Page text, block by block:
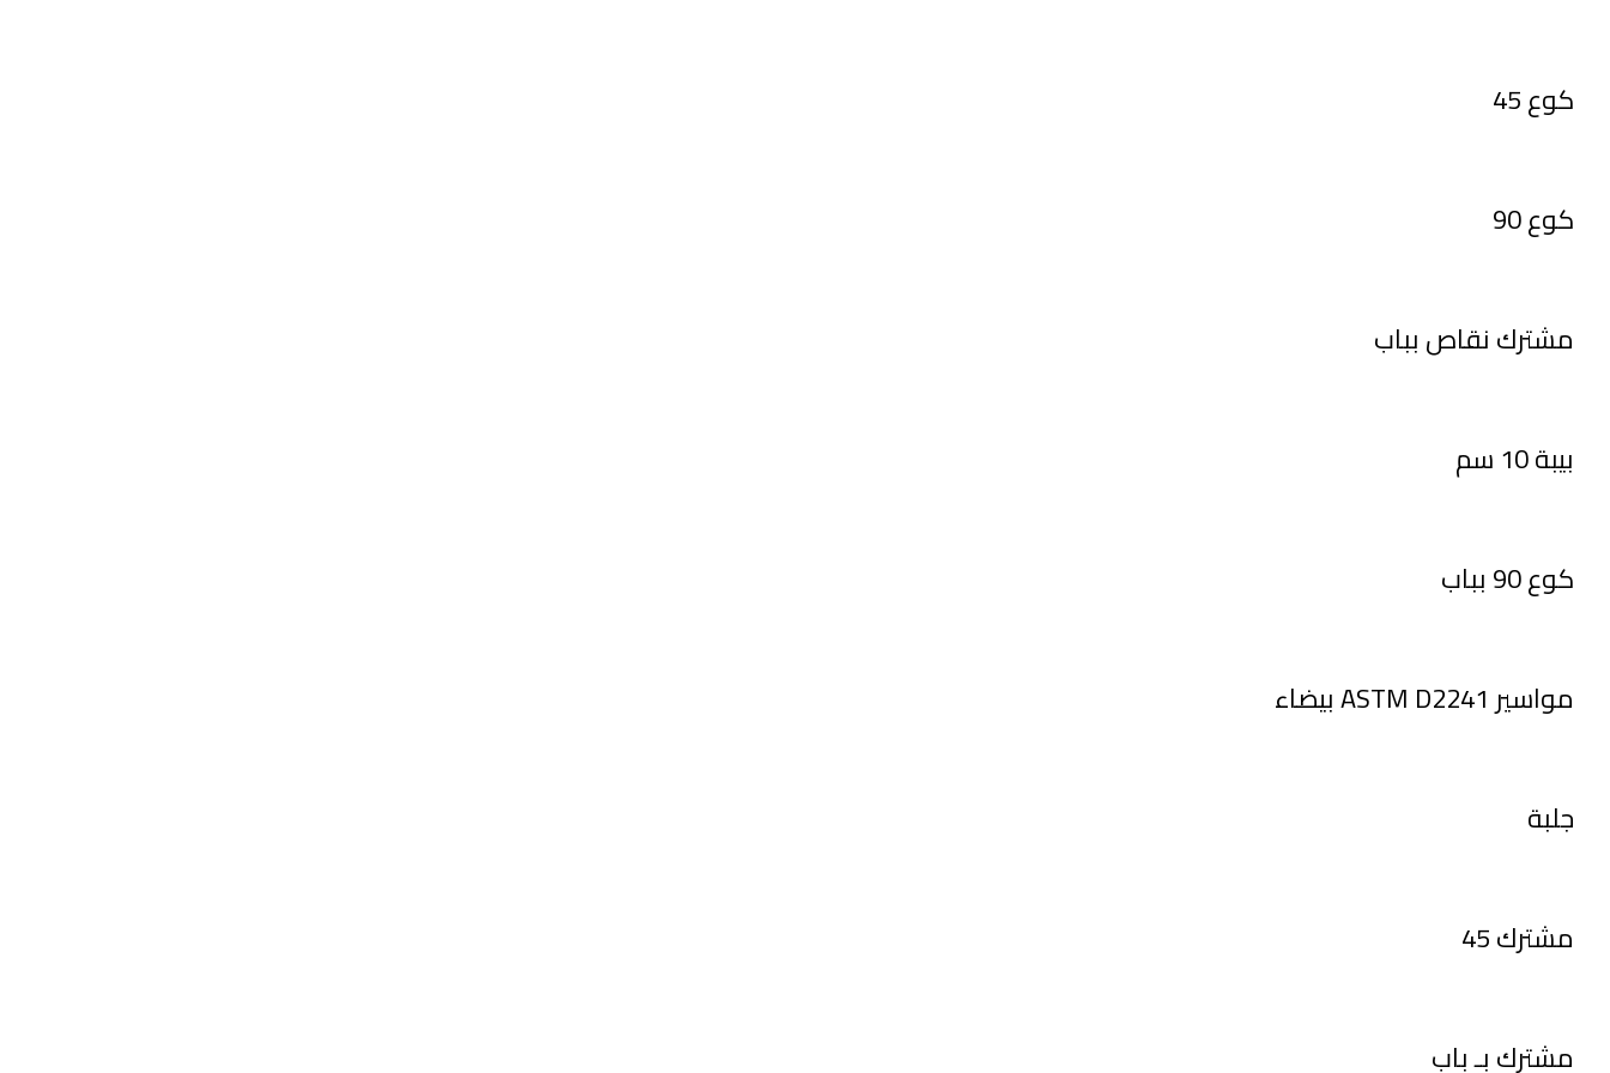
كوع 45
كوع 90
مشترك نقاص بباب
بيبة 10 سم
كوع 90 بباب
مواسير ASTM D2241 بيضاء
جلبة
مشترك 45
مشترك بـ باب